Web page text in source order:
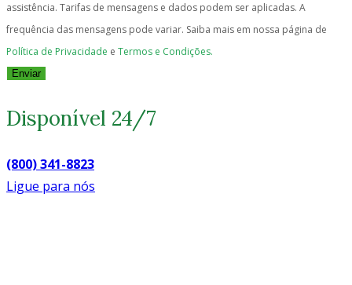
assistência. Tarifas de mensagens e dados podem ser aplicadas. A
frequência das mensagens pode variar. Saiba mais em nossa página de
Política de Privacidade e Termos e Condições.
Enviar
Disponível 24/7
(800) 341-8823
Ligue para nós